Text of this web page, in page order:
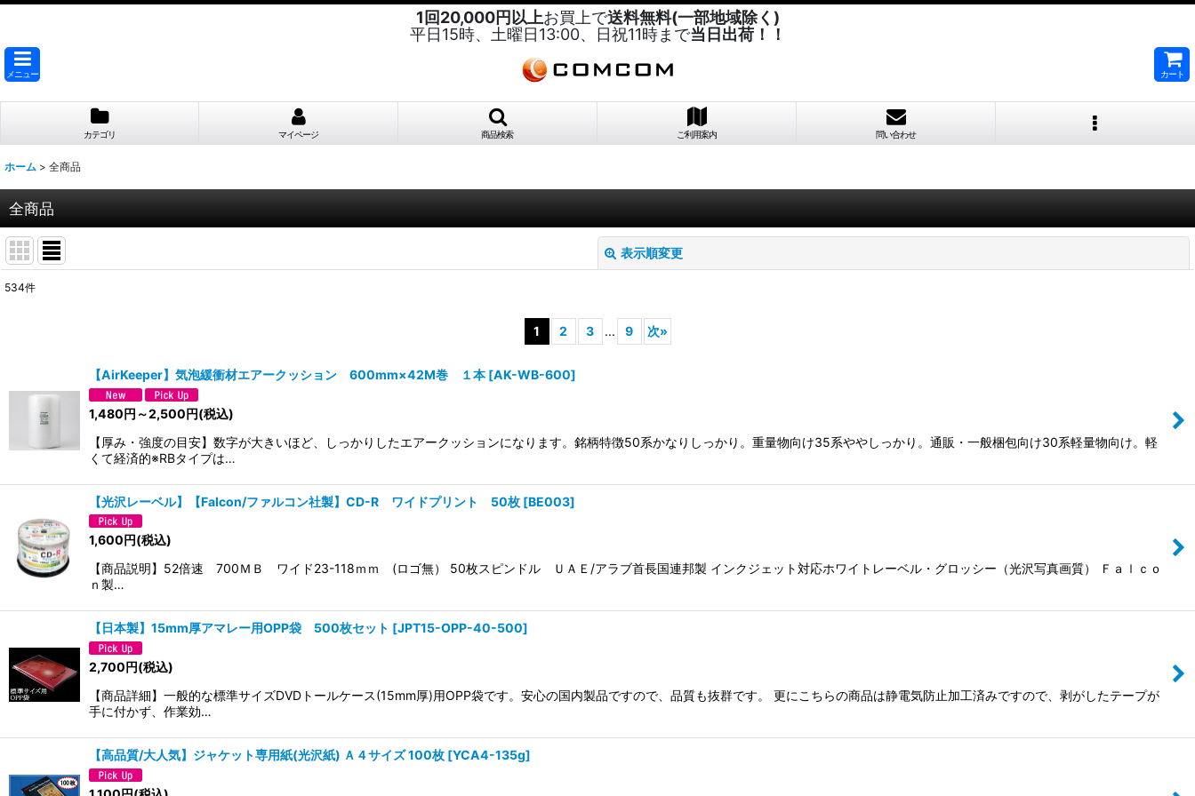
1回20,000円以上お買上で送料無料(一部地域除く)
平日15時、土曜日13:00、日祝11時まで当日出荷！！
メニュー カート
カテゴリ マイページ 商品検索 ご利用案内 問い合わせ
ホーム > 全商品
全商品
表示順変更
534件
1 2 3 ... 9 次»
【AirKeeper】気泡緩衝材エアークッション 600mm×42M巻 １本 [AK-WB-600]
1,480円 ～2,500円(税込)
【厚み・強度の目安】数字が大きいほど、しっかりしたエアークッションになります。銘柄特徴50系かなりしっかり。重量物向け35系ややしっかり。通販・一般梱包向け30系軽量物向け。軽
くて経済的※RBタイプは…
【光沢レーベル】【Falcon/ファルコン社製】CD-R ワイドプリント 50枚 [BE003]
1,600 円(税込)
【商品説明】52倍速 700ＭＢ ワイド23-118ｍｍ (ロゴ無） 50枚スピンドル ＵＡＥ/アラブ首長国連邦製 インクジェット対応ホワイトレーベル・グロッシー（光沢写真画質） Ｆａｌｃｏ
ｎ製…
【日本製】15mm厚アマレー用OPP袋 500枚セット [JPT15-OPP-40-500]
2,700円(税込)
【商品詳細】一般的な標準サイズDVDトールケース(15mm厚)用OPP袋です。安心の国内製品ですので、品質も抜群です。 更にこちらの商品は静電気防止加工済みですので、剥がしたテープが
手に付かず、作業効…
【高品質/大人気】ジャケット専用紙(光沢紙) Ａ４サイズ 100枚 [YCA4-135g]